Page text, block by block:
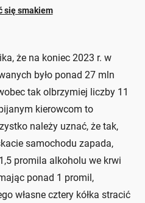
się smakiem
że na koniec 2023 r. w
było ponad 27 mln
tak olbrzymiej liczby 11
kierowcom to
należy uznać, że tak,
samochodu zapada,
promila alkoholu we krwi
ponad 1 promil,
własne cztery kółka stracić